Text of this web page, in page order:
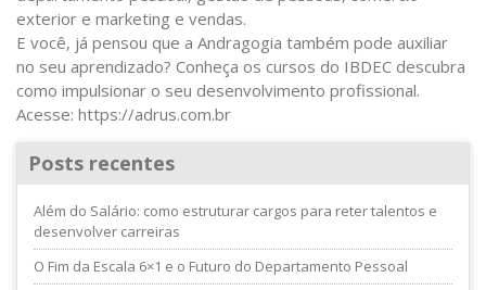
exterior e marketing e vendas.
E você, já pensou que a Andragogia também pode auxiliar
no seu aprendizado? Conheça os cursos do IBDEC descubra
como impulsionar o seu desenvolvimento profissional.
Acesse: https://adrus.com.br
Posts recentes
Além do Salário: como estruturar cargos para reter talentos e
desenvolver carreiras
O Fim da Escala 6×1 e o Futuro do Departamento Pessoal